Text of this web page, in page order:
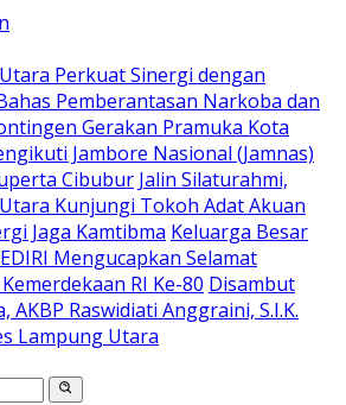
Perkuat Sinergi dengan
Pemberantasan Narkoba dan
Gerakan Pramuka Kota
Jambore Nasional (Jamnas)
Cibubur Jalin Silaturahmi,
Kunjungi Tokoh Adat Akuan
Jaga Kamtibma Keluarga Besar
Mengucapkan Selamat
RI Ke-80 Disambut
AKBP Raswidiati Anggraini, S.I.K.
Lampung Utara